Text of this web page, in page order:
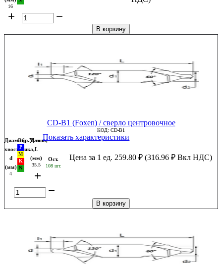
16
+ −
В корзину
CD-B1 (Foxen) / сверло центровочное
КОД: CD-B1
Диаметр
хвостовика,
d
(мм)
4
Обр.МатДлина,
L
(мм)
35.5
Показать характеристики
Ост.
108 шт.
Цена за 1 ед. 259.80 ₽ (316.96 ₽ Вкл НДС)
+
−
В корзину